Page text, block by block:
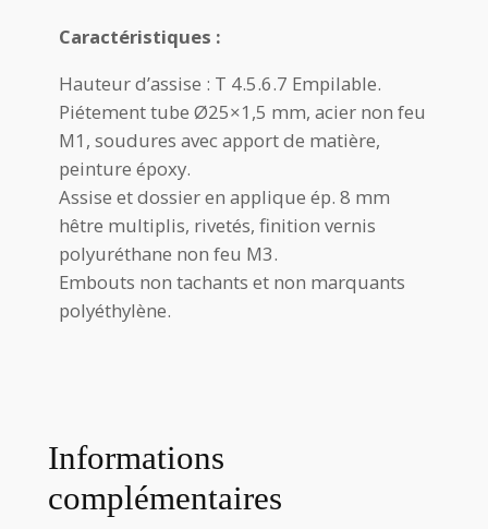
Caractéristiques :
Hauteur d’assise : T 4.5.6.7 Empilable.
Piétement tube Ø25×1,5 mm, acier non feu
M1, soudures avec apport de matière,
peinture époxy.
Assise et dossier en applique ép. 8 mm
hêtre multiplis, rivetés, finition vernis
polyuréthane non feu M3.
Embouts non tachants et non marquants
polyéthylène.
Informations
complémentaires